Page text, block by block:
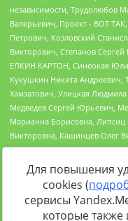
https://
inostrannyih-agentov-
Для повышения
cookies (
сервисы
которые